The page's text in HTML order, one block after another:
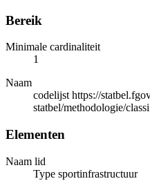
Bereik
Minimale cardinaliteit
1
Naam
codelijst https://
statbel/methodologie/
Elementen
Naam lid
Type sportinfrastructuur